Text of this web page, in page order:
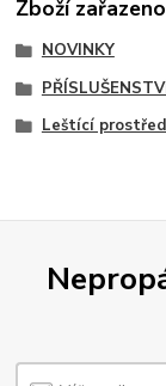
Zboží
NOVINKY
Leštící